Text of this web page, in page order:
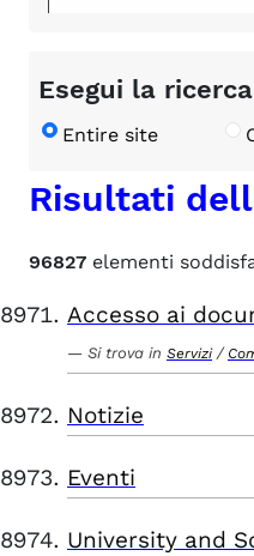
Esegui la
Entire site
Risultati
96827 elementi
Accesso ai
Si trova in Servizi /
Notizie
Eventi
University and